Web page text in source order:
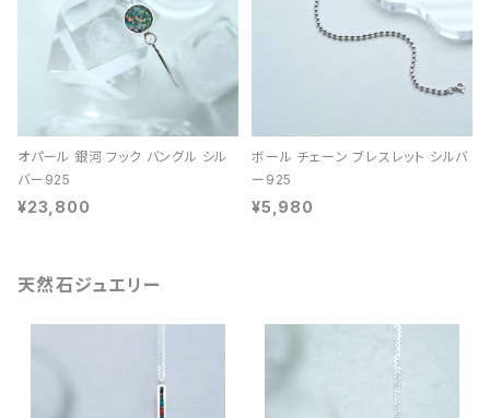
オパール 銀河 フック バングル シル
バー925
¥23,800
ボール チェーン ブレスレット シルバ
ー925
¥5,980
天然石ジュエリー